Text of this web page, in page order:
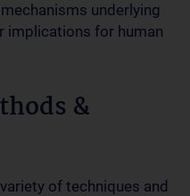
underlying
implications for human
&
of techniques and